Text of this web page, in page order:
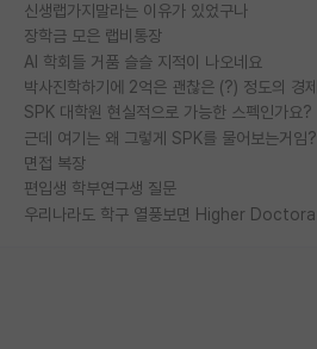
신생랩가지말라는 이유가 있었구나
장학금 모은 랩비통장
AI 학회들 거품 슬슬 지적이 나오네요
SPK 대학원 현실적으로 가능한 스펙인가요?
근데 여기는 왜 그렇게 SPK를 물어보는거임?
면접 복장
편입생 학부연구생 질문